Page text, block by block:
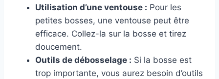
Utilisation d’une ventouse : Pour les
petites bosses, une ventouse peut être
efficace. Collez-la sur la bosse et tirez
doucement.
Outils de débosselage : Si la bosse est
trop importante, vous aurez besoin d’outils